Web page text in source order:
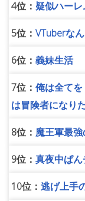
4位： 疑似ハーレ
5位： VTuberな
6位： 義妹生活
7位： 俺は全て
は冒険者になり
8位： 魔王軍最
9位： 真夜中ぱん
10位： 逃げ上手